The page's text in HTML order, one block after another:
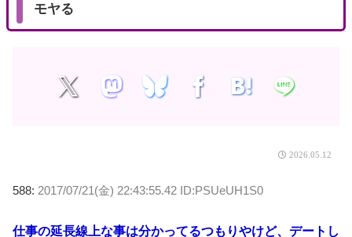
モヤる
2026.05.12
588: 2017/07/21(金) 22:43:55.42 ID:PSUeUH1S0
仕事の延長線上な事は分かってるつもりやけど、デートし